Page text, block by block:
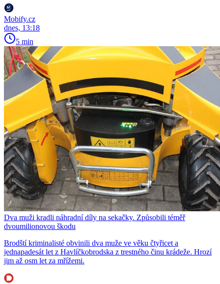
Mobify.cz
dnes, 13:18
5 min
Dva muži kradli náhradní díly na sekačky. Způsobili téměř
dvoumilionovou škodu
Brodští kriminalisté obvinili dva muže ve věku čtyřicet a
jednapadesát let z Havlíčkobrodska z trestného činu krádeže. Hrozí
jim až osm let za mřížemi.